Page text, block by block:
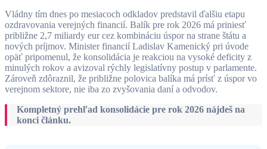
Vládny tím dnes po mesiacoch odkladov predstavil ďalšiu etapu
ozdravovania verejných financií. Balík pre rok 2026 má priniesť
približne 2,7 miliardy eur cez kombináciu úspor na strane štátu a
nových príjmov. Minister financií Ladislav Kamenický pri úvode
opäť pripomenul, že konsolidácia je reakciou na vysoké deficity z
minulých rokov a avizoval rýchly legislatívny postup v parlamente.
Zároveň zdôraznil, že približne polovica balíka má prísť z úspor vo
verejnom sektore, nie iba zo zvyšovania daní a odvodov.
Kompletný prehľad konsolidácie pre rok 2026 nájdeš na
konci článku.